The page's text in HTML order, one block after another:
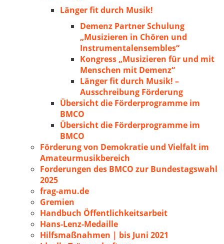
Länger fit durch Musik!
Demenz Partner Schulung
„Musizieren in Chören und
Instrumentalensembles“
Kongress „Musizieren für und mit
Menschen mit Demenz“
Länger fit durch Musik! –
Ausschreibung Förderung
Übersicht die Förderprogramme im
BMCO
Übersicht die Förderprogramme im
BMCO
Förderung von Demokratie und Vielfalt im
Amateurmusikbereich
Forderungen des BMCO zur Bundestagswahl
2025
frag-amu.de
Gremien
Handbuch Öffentlichkeitsarbeit
Hans-Lenz-Medaille
Hilfsmaßnahmen | bis Juni 2021